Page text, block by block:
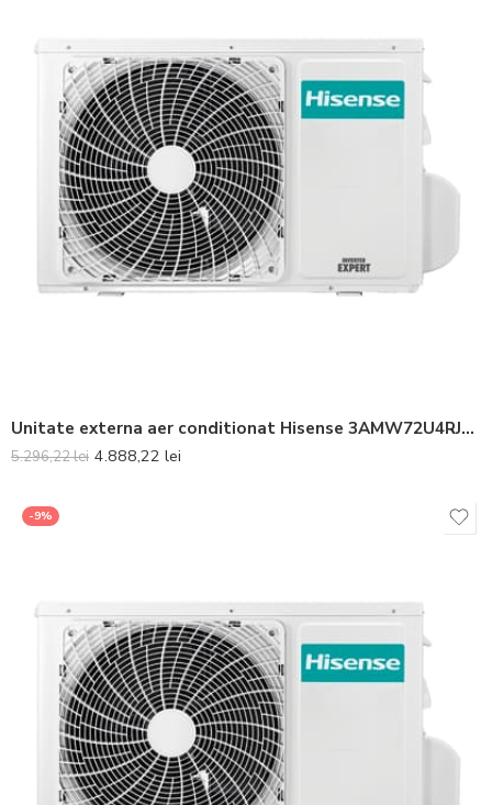
Unitate externa aer conditionat Hisense 3AMW72U4RJC Inverter 24000 BTU
5.296,22lei 4.888,22 lei
-9%